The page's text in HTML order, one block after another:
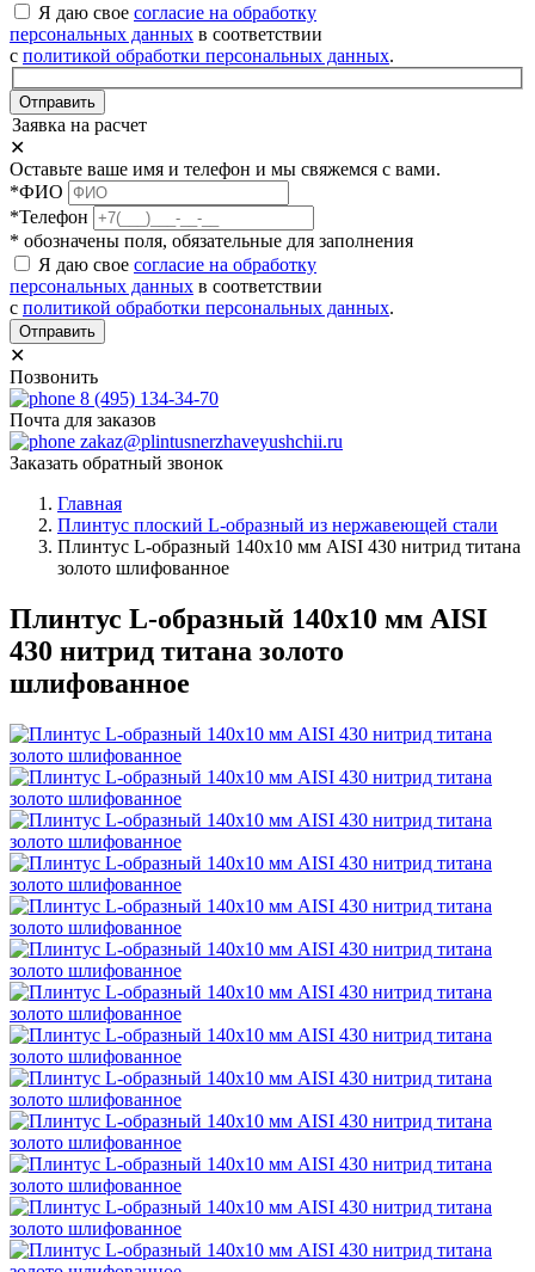
Я даю свое согласие на обработку
персональных данных в соответствии
с политикой обработки персональных данных.
Отправить
Заявка на расчет
✕
Оставьте ваше имя и телефон и мы свяжемся с вами.
*ФИО
*Телефон
* обозначены поля, обязательные для заполнения
Я даю свое согласие на обработку
персональных данных в соответствии
с политикой обработки персональных данных.
Отправить
✕
Позвонить
8 (495) 134-34-70
Почта для заказов
zakaz@plintusnerzhaveyushchii.ru
Заказать обратный звонок
Главная
Плинтус плоский L-образный из нержавеющей стали
Плинтус L-образный 140х10 мм AISI 430 нитрид титана
золото шлифованное
Плинтус L-образный 140х10 мм AISI
430 нитрид титана золото
шлифованное